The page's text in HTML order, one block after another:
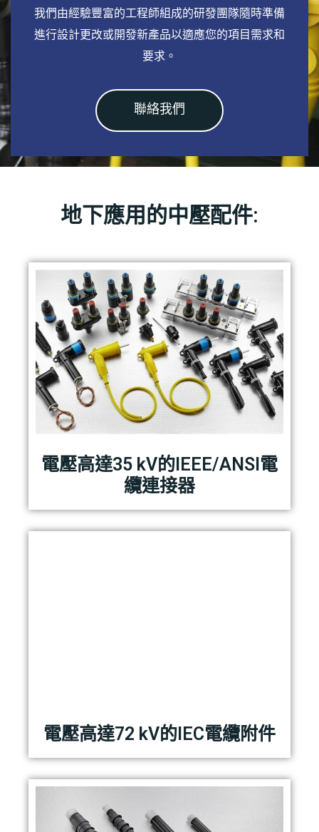
我們由經驗豐富的工程師組成的研發團隊隨時準備
進行設計更改或開發新產品以適應您的項目需求和
要求。
聯絡我們
地下應用的中壓配件:
電壓高達35 kV的IEEE/ANSI電
纜連接器
電壓高達72 kV的IEC電纜附件